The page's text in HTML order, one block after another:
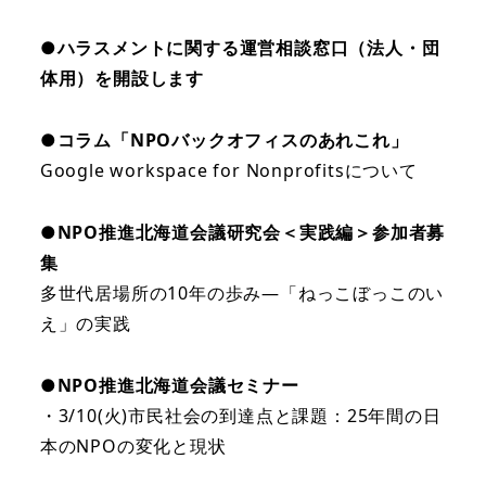
●ハラスメントに関する運営相談窓口（法人・団
体用）を開設します
●コラム「NPOバックオフィスのあれこれ」
Google workspace for Nonprofitsについて
●NPO推進北海道会議研究会＜実践編＞参加者募
集
多世代居場所の10年の歩み―「ねっこぼっこのい
え」の実践
●NPO推進北海道会議セミナー
・3/10(火)市民社会の到達点と課題：25年間の日
本のNPOの変化と現状